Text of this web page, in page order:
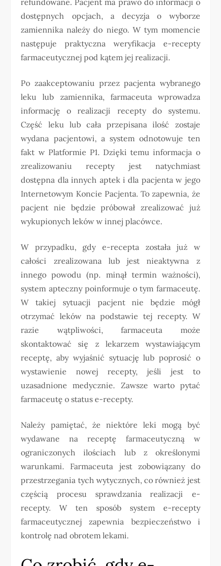
dostępnych opcjach, a decyzja o wyborze
zamiennika należy do niego. W tym momencie
następuje praktyczna weryfikacja e-recepty
farmaceutycznej pod kątem jej realizacji.
Po zaakceptowaniu przez pacjenta wybranego
leku lub zamiennika, farmaceuta wprowadza
informację o realizacji recepty do systemu.
Część leku lub cała przepisana ilość zostaje
wydana pacjentowi, a system odnotowuje ten
fakt w Platformie P1. Dzięki temu informacja o
zrealizowaniu recepty jest natychmiast
dostępna dla innych aptek i dla pacjenta w jego
Internetowym Koncie Pacjenta. To zapewnia, że
pacjent nie będzie próbował zrealizować już
wykupionych leków w innej placówce.
W przypadku, gdy e-recepta została już w
całości zrealizowana lub jest nieaktywna z
innego powodu (np. minął termin ważności),
system apteczny poinformuje o tym farmaceutę.
W takiej sytuacji pacjent nie będzie mógł
otrzymać leków na podstawie tej recepty. W
razie wątpliwości, farmaceuta może
skontaktować się z lekarzem wystawiającym
receptę, aby wyjaśnić sytuację lub poprosić o
wystawienie nowej recepty, jeśli jest to
uzasadnione medycznie. Zawsze warto pytać
farmaceutę o status e-recepty.
Należy pamiętać, że niektóre leki mogą być
wydawane na receptę farmaceutyczną w
ograniczonych ilościach lub z określonymi
warunkami. Farmaceuta jest zobowiązany do
przestrzegania tych wytycznych, co również jest
częścią procesu sprawdzania realizacji e-
recepty. W ten sposób system e-recepty
farmaceutycznej zapewnia bezpieczeństwo i
kontrolę nad obrotem lekami.